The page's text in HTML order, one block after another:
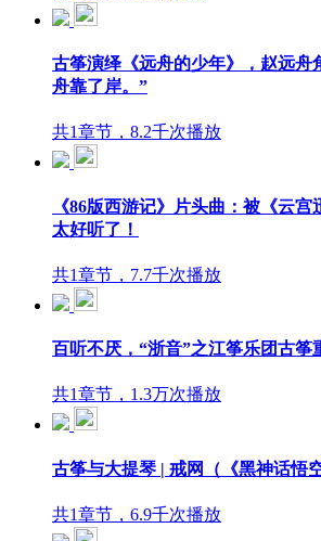
古筝演绎《远舟的少年》，赵远舟
舟靠了岸。”
共1章节，8.2千次播放
《86版西游记》片头曲：被《云宫
太好听了！
共1章节，7.7千次播放
百听不厌，“浙音”之江筝乐团古筝
共1章节，1.3万次播放
古筝与大提琴 | 戒网（《黑神话悟
共1章节，6.9千次播放